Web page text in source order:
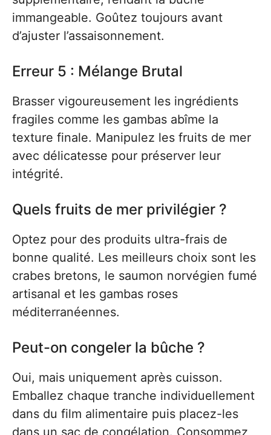
immangeable. Goûtez toujours avant
d’ajuster l’assaisonnement.
Erreur 5 : Mélange Brutal
Brasser vigoureusement les ingrédients
fragiles comme les gambas abîme la
texture finale. Manipulez les fruits de mer
avec délicatesse pour préserver leur
intégrité.
Quels fruits de mer privilégier ?
Optez pour des produits ultra-frais de
bonne qualité. Les meilleurs choix sont les
crabes bretons, le saumon norvégien fumé
artisanal et les gambas roses
méditerranéennes.
Peut-on congeler la bûche ?
Oui, mais uniquement après cuisson.
Emballez chaque tranche individuellement
dans du film alimentaire puis placez-les
dans un sac de congélation. Consommez